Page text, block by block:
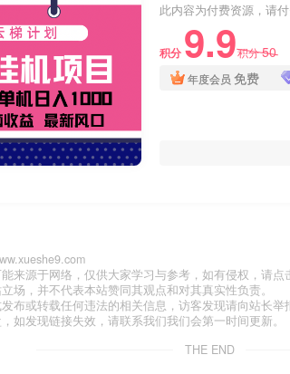
此内容为付费资源，请
积分 9.9积分50
年度会员 免费
来源于网络，仅供大家学习与参考，如有侵权，请点
场，并不代表本站赞同其观点和对其真实性负责。
布或转载任何违法的相关信息，访客发现请向站长举
如发现链接失效，请联系我们我们会第一时间更新。
THE END